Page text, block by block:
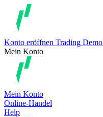
Konto eröffnen Trading Demo
Mein Konto
Mein Konto
Online-Handel
Help